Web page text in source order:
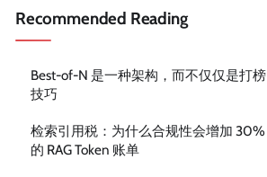
Recommended Reading
Best-of-N 是一种架构，而不仅仅是打榜
技巧
检索引用税：为什么合规性会增加 30%
的 RAG Token 账单